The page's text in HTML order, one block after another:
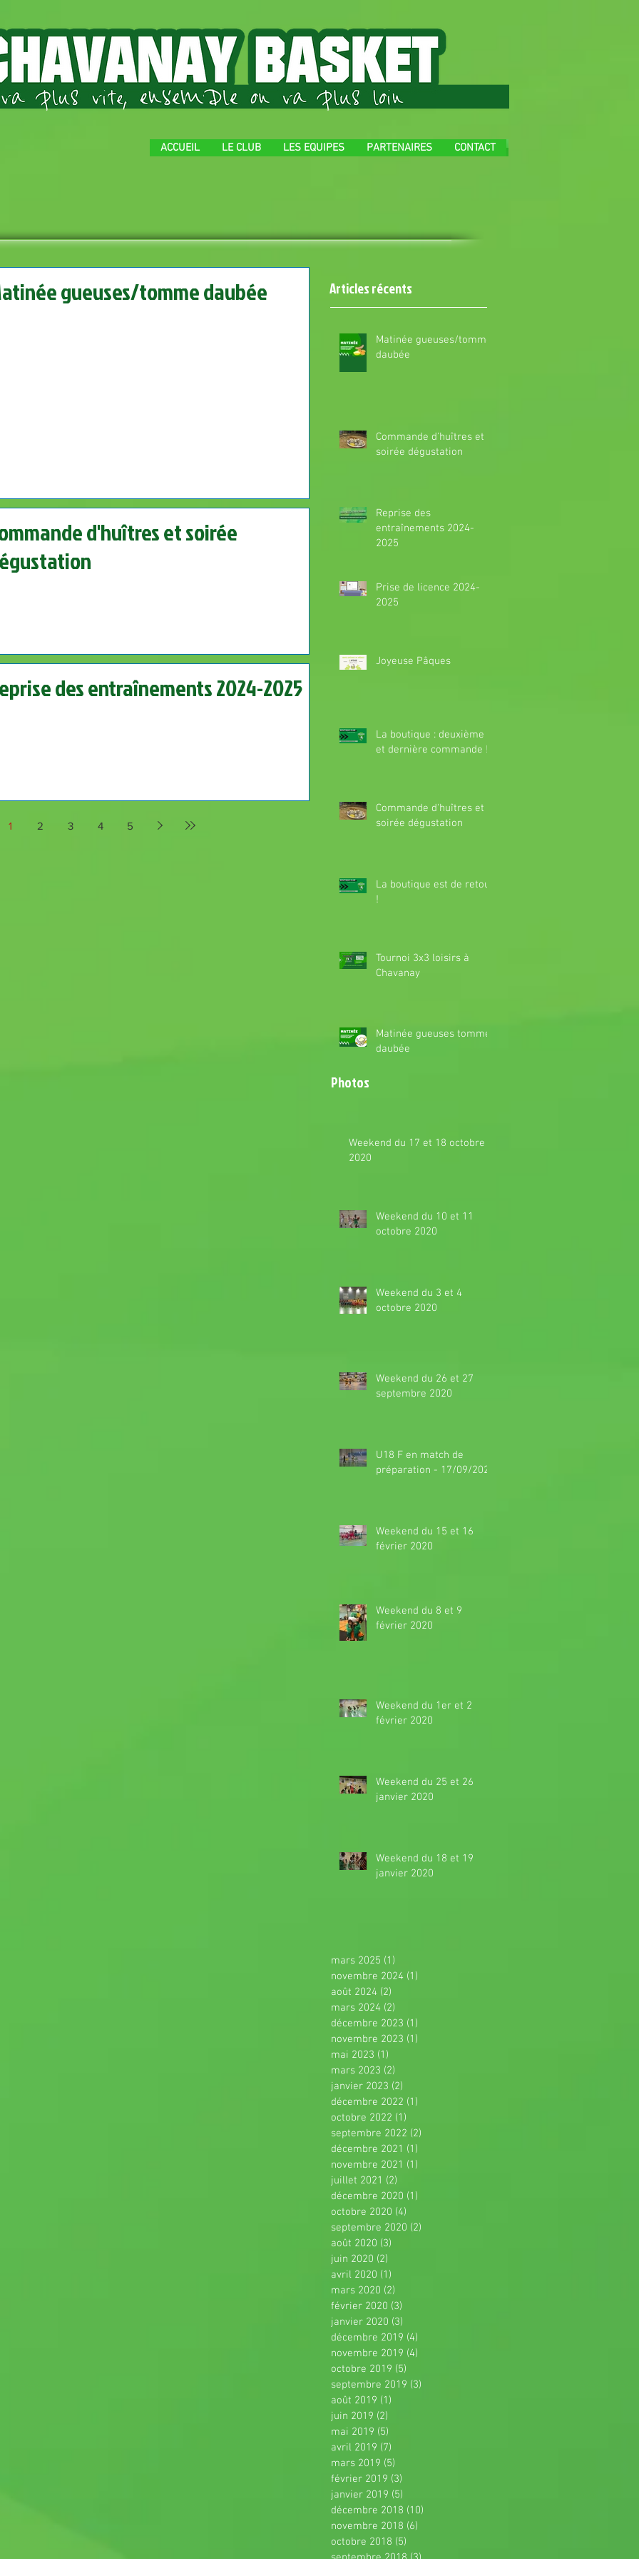
ACCUEIL LE CLUB LES EQUIPES PARTENAIRES CONTACT
gueuses/tomme daubée
d'huîtres et soirée
des entraînements 2024-2025
1 2 3 4 5
Articles récents
Matinée gueuses/tomme
daubée
Commande d'huîtres et
soirée dégustation
Reprise des
entraînements 2024-
2025
Prise de licence 2024-
2025
Joyeuse Pâques
La boutique : deuxième
et dernière commande !
Commande d'huîtres et
soirée dégustation
La boutique est de retour
!
Tournoi 3x3 loisirs à
Chavanay
Matinée gueuses tomme
daubée
Photos
Weekend du 17 et 18 octobre
2020
Weekend du 10 et 11
octobre 2020
Weekend du 3 et 4
octobre 2020
Weekend du 26 et 27
septembre 2020
U18 F en match de
préparation - 17/09/2020
Weekend du 15 et 16
février 2020
Weekend du 8 et 9
février 2020
Weekend du 1er et 2
février 2020
Weekend du 25 et 26
janvier 2020
Weekend du 18 et 19
janvier 2020
mars 2025 (1)
novembre 2024 (1)
août 2024 (2)
mars 2024 (2)
décembre 2023 (1)
novembre 2023 (1)
mai 2023 (1)
mars 2023 (2)
janvier 2023 (2)
décembre 2022 (1)
octobre 2022 (1)
septembre 2022 (2)
décembre 2021 (1)
novembre 2021 (1)
juillet 2021 (2)
décembre 2020 (1)
octobre 2020 (4)
septembre 2020 (2)
août 2020 (3)
juin 2020 (2)
avril 2020 (1)
mars 2020 (2)
février 2020 (3)
janvier 2020 (3)
décembre 2019 (4)
novembre 2019 (4)
octobre 2019 (5)
septembre 2019 (3)
août 2019 (1)
juin 2019 (2)
mai 2019 (5)
avril 2019 (7)
mars 2019 (5)
février 2019 (3)
janvier 2019 (5)
décembre 2018 (10)
novembre 2018 (6)
octobre 2018 (5)